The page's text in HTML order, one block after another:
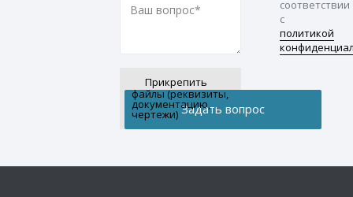
Прикрепить
файлы (реквизиты,
документацию,
чертежи)
соответствии
с
политикой